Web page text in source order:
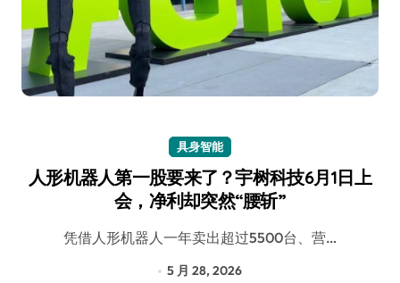
具身智能
人形机器人第一股要来了？宇树科技6月1日上
会，净利却突然“腰斩”
凭借人形机器人一年卖出超过5500台、营…
5 月 28, 2026